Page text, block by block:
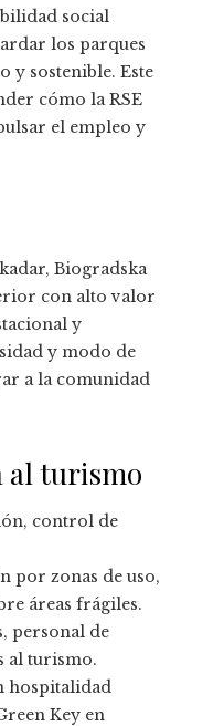
social
los parques
y sostenible. Este
cómo la RSE
el empleo y
Biogradska
con alto valor
y
y modo de
a la comunidad
al turismo
control de
por zonas de uso,
áreas frágiles.
personal de
al turismo.
hospitalidad
Key en